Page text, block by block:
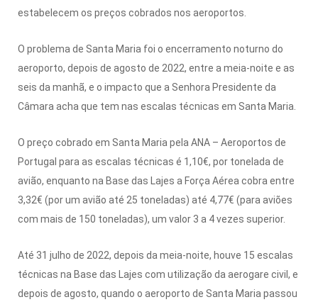
estabelecem os preços cobrados nos aeroportos.
O problema de Santa Maria foi o encerramento noturno do
aeroporto, depois de agosto de 2022, entre a meia-noite e as
seis da manhã, e o impacto que a Senhora Presidente da
Câmara acha que tem nas escalas técnicas em Santa Maria.
O preço cobrado em Santa Maria pela ANA – Aeroportos de
Portugal para as escalas técnicas é 1,10€, por tonelada de
avião, enquanto na Base das Lajes a Força Aérea cobra entre
3,32€ (por um avião até 25 toneladas) até 4,77€ (para aviões
com mais de 150 toneladas), um valor 3 a 4 vezes superior.
Até 31 julho de 2022, depois da meia-noite, houve 15 escalas
técnicas na Base das Lajes com utilização da aerogare civil, e
depois de agosto, quando o aeroporto de Santa Maria passou